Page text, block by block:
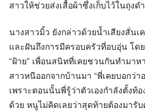
สาวให้ช่วยส่งเสื้อผ้าซึ่งเก็บไว้ในถุง
นางสาวมิ้ว ยังกล่าวด้วยน้ำเสียงสั่น
และฝันถึงการมีครอบครัวที่อบอุ่น โด
“ฝ้าย” เพื่อนสนิทที่เคยชวนกันทำมาห
สาวหนีออกจากบ้านมา “พี่เคยบอกว่
เพราะตอนนั้นพี่รู้ว่าตัวเองกำลังตั้งท้
ด้วย หนูไม่คิดเลยว่าสุดท้ายต้องมารั